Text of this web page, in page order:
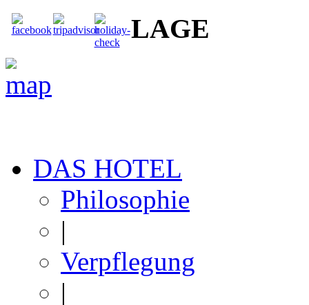
LAGE
DAS HOTEL
Philosophie
|
Verpflegung
|